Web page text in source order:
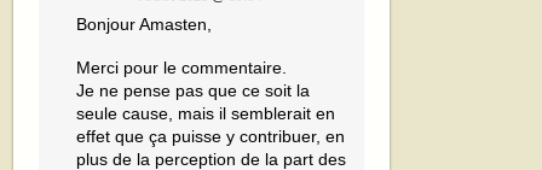
Bonjour Amasten,
Merci pour le commentaire.
Je ne pense pas que ce soit la
seule cause, mais il semblerait en
effet que ça puisse y contribuer, en
plus de la perception de la part des